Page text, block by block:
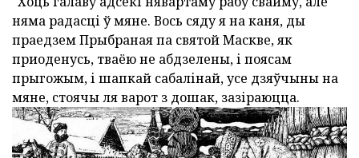
няма радасці ў мяне. Вось сяду я на каня, ды
праедзем Прыбраная па святой Маскве, як
приоденусь, тваёю не абдзелены, і поясам
прыгожым, і шапкай сабалінай, усе дзяўчыны на
мяне, стоячы ля варот з дошак, зазіраюцца.